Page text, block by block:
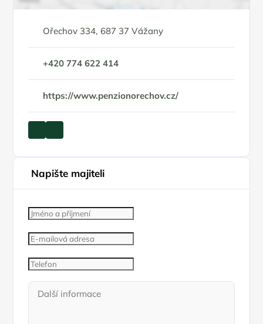
Ořechov 334, 687 37 Vážany
+420 774 622 414
https://www.penzionorechov.cz/
Napište majiteli